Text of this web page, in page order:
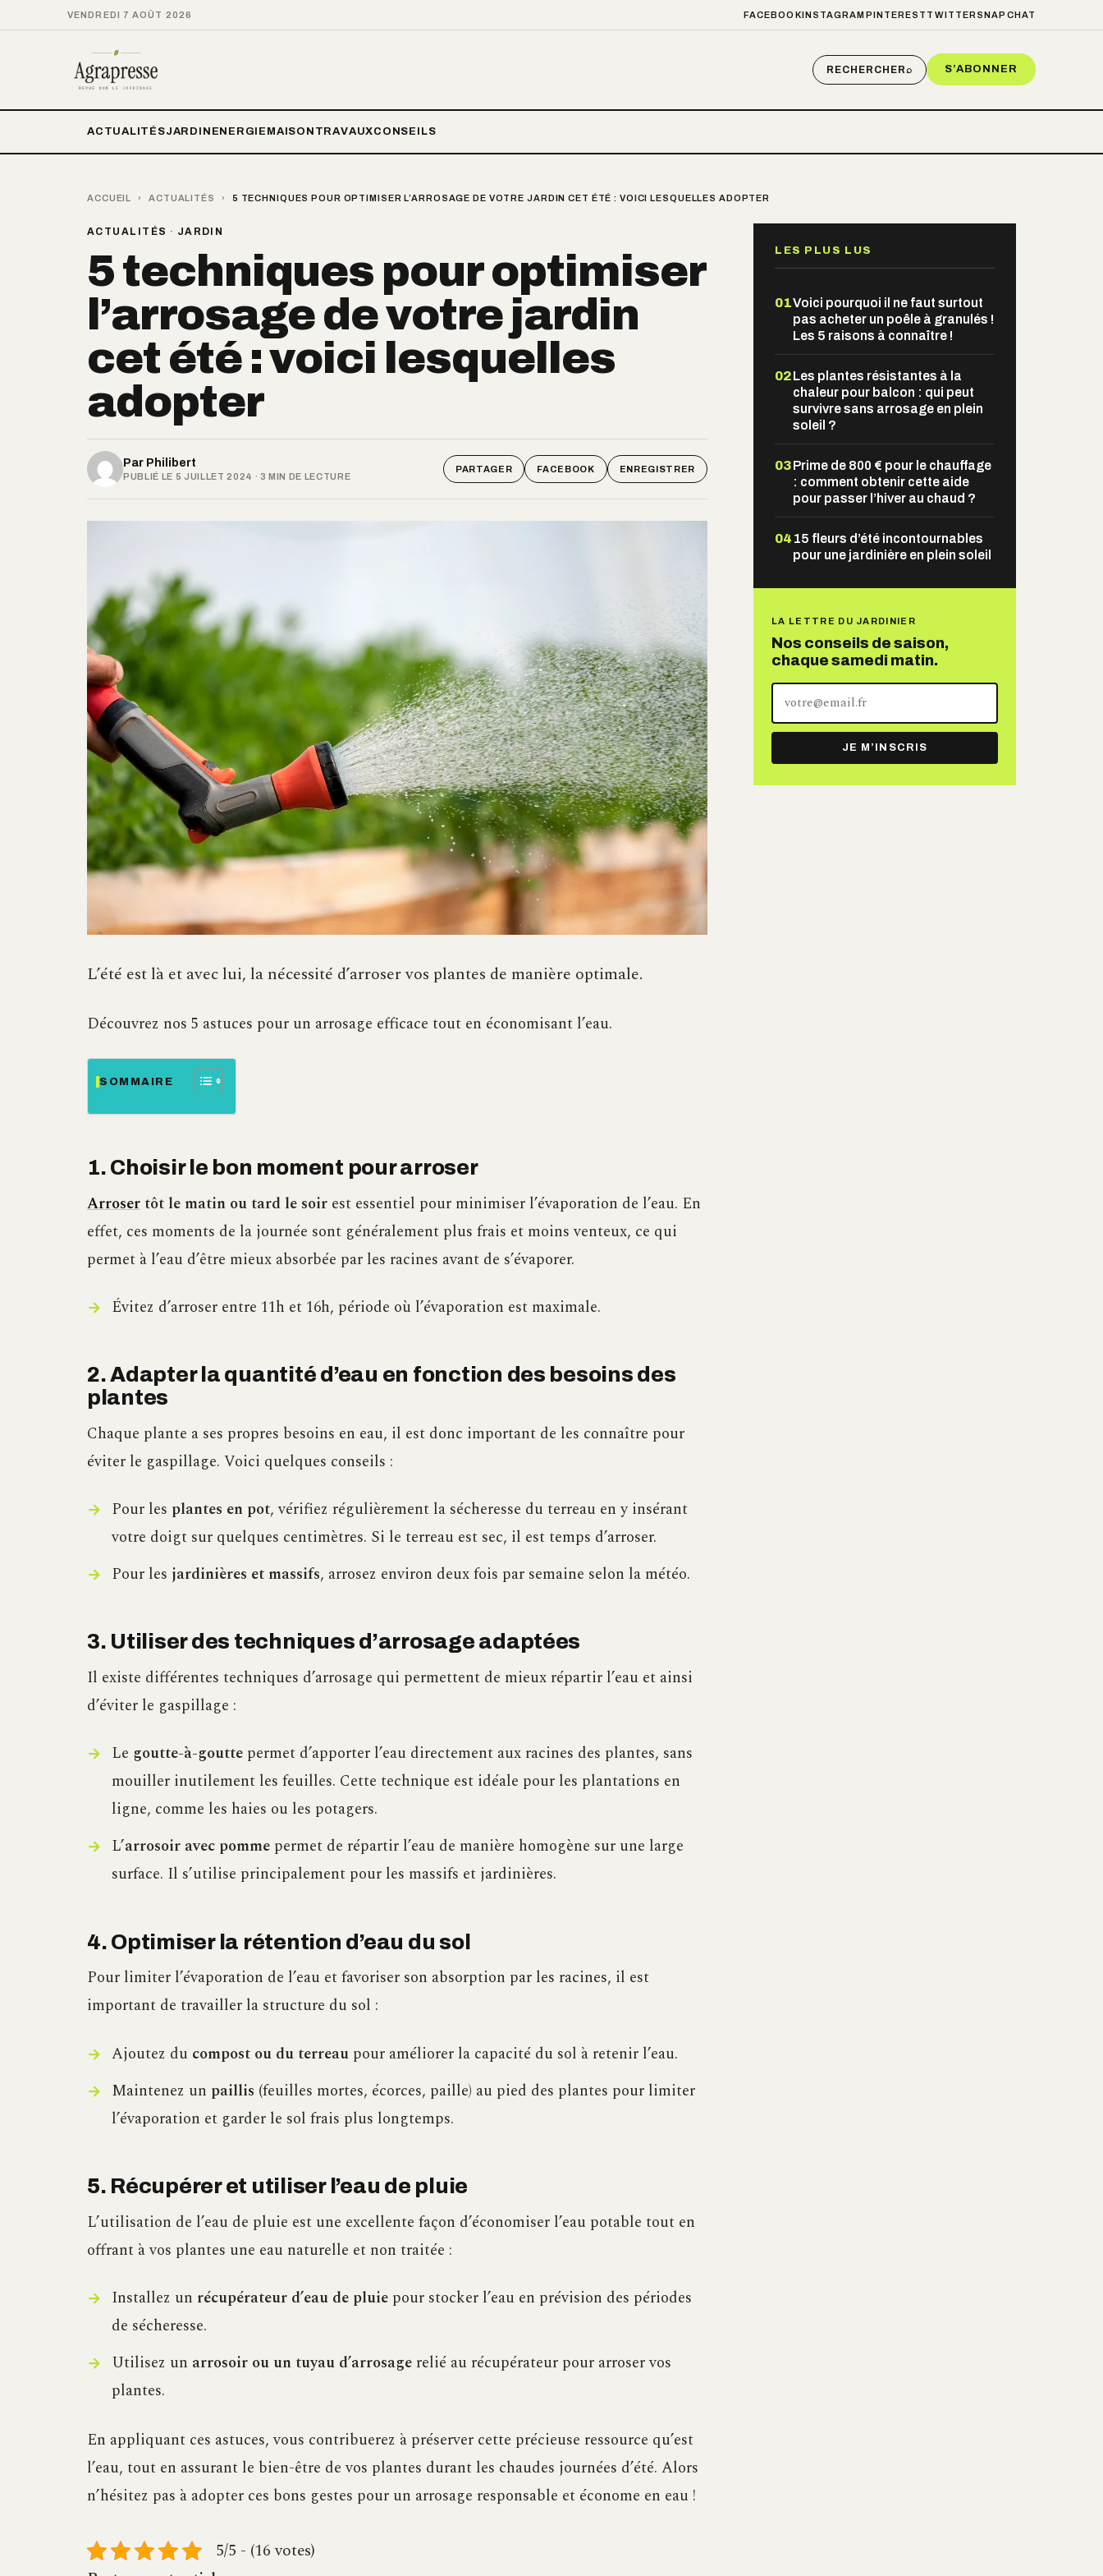
VENDREDI 7 AOÛT 2026 FACEBOOKINSTAGRAM PINTEREST TWITTER SNAPCHAT
RECHERCHER⌕ S’ABONNER
ACTUALITÉSJARDIN ENERGIE MAISON TRAVAUXCONSEILS
ACCUEIL › ACTUALITÉS › 5 TECHNIQUES POUR OPTIMISER L’ARROSAGE DE VOTRE JARDIN CET ÉTÉ : VOICI LESQUELLES ADOPTER
ACTUALITÉS · JARDIN
5 techniques pour optimiser
l’arrosage de votre jardin
cet été : voici lesquelles
adopter
Par Philibert
PUBLIÉ LE 5 JUILLET 2024 · 3 MIN DE LECTURE
PARTAGER FACEBOOK ENREGISTRER
L’été est là et avec lui, la nécessité d’arroser vos plantes de manière optimale.
Découvrez nos 5 astuces pour un arrosage efficace tout en économisant l’eau.
SOMMAIRE
1. Choisir le bon moment pour arroser
Arroser tôt le matin ou tard le soir est essentiel pour minimiser l’évaporation de l’eau. En
effet, ces moments de la journée sont généralement plus frais et moins venteux, ce qui
permet à l’eau d’être mieux absorbée par les racines avant de s’évaporer.
Évitez d’arroser entre 11h et 16h, période où l’évaporation est maximale.
2. Adapter la quantité d’eau en fonction des besoins des
plantes
Chaque plante a ses propres besoins en eau, il est donc important de les connaître pour
éviter le gaspillage. Voici quelques conseils :
Pour les plantes en pot, vérifiez régulièrement la sécheresse du terreau en y insérant
votre doigt sur quelques centimètres. Si le terreau est sec, il est temps d’arroser.
Pour les jardinières et massifs, arrosez environ deux fois par semaine selon la météo.
3. Utiliser des techniques d’arrosage adaptées
Il existe différentes techniques d’arrosage qui permettent de mieux répartir l’eau et ainsi
d’éviter le gaspillage :
Le goutte-à-gouttepermet d’apporter l’eau directement aux racines des plantes, sans
mouiller inutilement les feuilles. Cette technique est idéale pour les plantations en
ligne, comme les haies ou les potagers.
L’arrosoir avec pommepermet de répartir l’eau de manière homogène sur une large
surface. Il s’utilise principalement pour les massifs et jardinières.
4. Optimiser la rétention d’eau du sol
Pour limiter l’évaporation de l’eau et favoriser son absorption par les racines, il est
important de travailler la structure du sol :
Ajoutez du compost ou du terreaupour améliorer la capacité du sol à retenir l’eau.
Maintenez un paillis (feuilles mortes, écorces, paille) au pied des plantes pour limiter
l’évaporation et garder le sol frais plus longtemps.
5. Récupérer et utiliser l’eau de pluie
L’utilisation de l’eau de pluie est une excellente façon d’économiser l’eau potable tout en
offrant à vos plantes une eau naturelle et non traitée :
Installez un récupérateur d’eau de pluiepour stocker l’eau en prévision des périodes
de sécheresse.
Utilisez un arrosoir ou un tuyau d’arrosagerelié au récupérateur pour arroser vos
plantes.
En appliquant ces astuces, vous contribuerez à préserver cette précieuse ressource qu’est
l’eau, tout en assurant le bien-être de vos plantes durant les chaudes journées d’été. Alors
n’hésitez pas à adopter ces bons gestes pour un arrosage responsable et économe en eau !
5/5 - (16 votes)
LES PLUS LUS
01Voici pourquoi il ne faut surtout
pas acheter un poêle à granulés !
Les 5 raisons à connaître !
02Les plantes résistantes à la
chaleur pour balcon : qui peut
survivre sans arrosage en plein
soleil ?
03Prime de 800 € pour le chauffage
: comment obtenir cette aide
pour passer l’hiver au chaud ?
04 15 fleurs d’été incontournables
pour une jardinière en plein soleil
LA LETTRE DU JARDINIER
Nos conseils de saison,
chaque samedi matin.
adresse
mail
JE M’INSCRIS